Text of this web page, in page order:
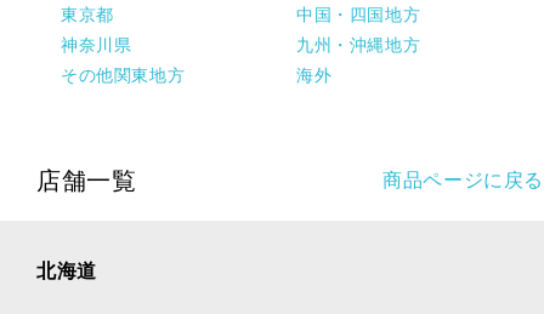
東京都
神奈川県
その他関東地方
中国・四国地方
九州・沖縄地方
海外
店舗一覧 商品ページに戻る
北海道